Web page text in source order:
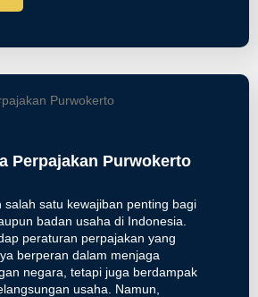
Perpajakan Purwokerto
salah satu kewajiban penting bagi
badan usaha di Indonesia.
peraturan perpajakan yang
berperan dalam menjaga
negara, tetapi juga berdampak
usaha. Namun,